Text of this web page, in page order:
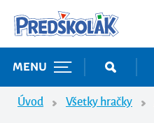
MENU
Úvod Všetky hračky